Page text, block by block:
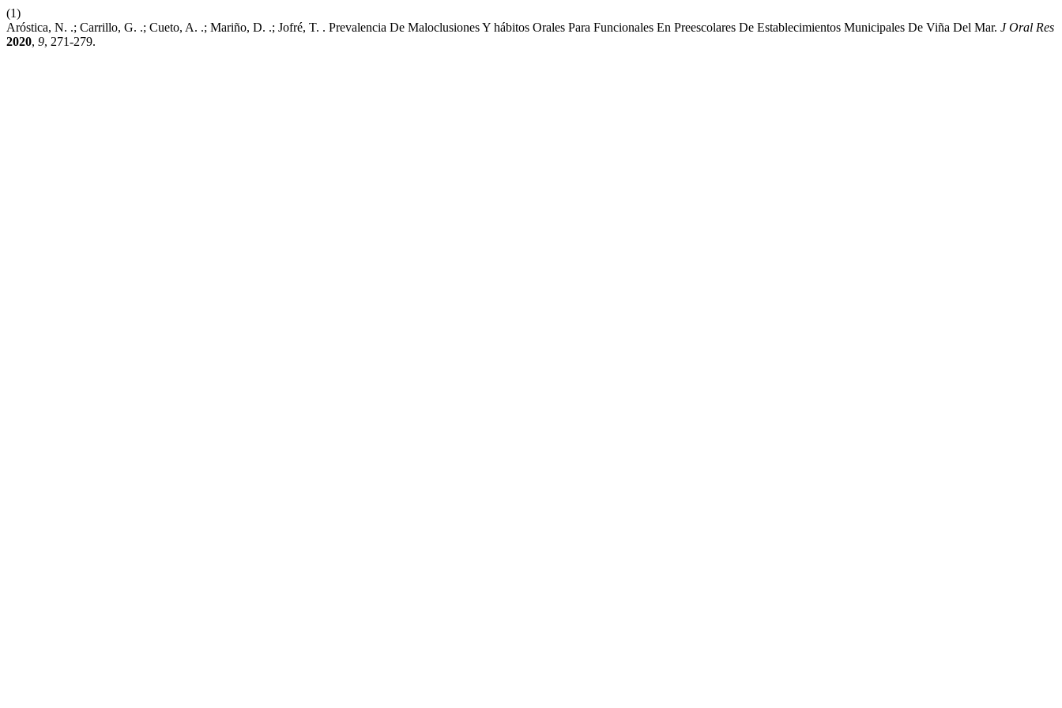
(1)
Aróstica, N. .; Carrillo, G. .; Cueto, A. .; Mariño, D. .; Jofré, T. . Prevalencia De Maloclusiones Y hábitos Orales Para Funcionales En Preescolares De Establecimientos Municipales De Viña Del Mar. J Oral Res
2020, 9, 271-279.